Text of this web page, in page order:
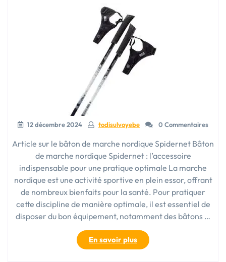
12 décembre 2024 todisulvoyebe 0 Commentaires
Article sur le bâton de marche nordique Spidernet Bâton
de marche nordique Spidernet : l’accessoire
indispensable pour une pratique optimale La marche
nordique est une activité sportive en plein essor, offrant
de nombreux bienfaits pour la santé. Pour pratiquer
cette discipline de manière optimale, il est essentiel de
disposer du bon équipement, notamment des bâtons …
En savoir plus« Découvrez
le